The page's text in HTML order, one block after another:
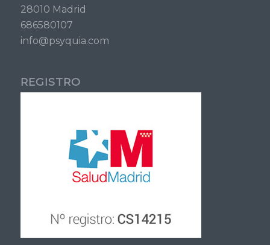
28010 Madrid
686580107
info@psyquia.com
REGISTRO